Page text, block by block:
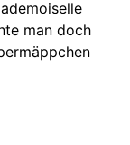
man doch